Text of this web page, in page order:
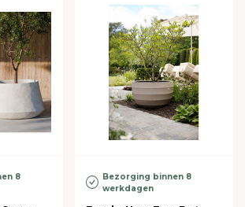
8
Bezorging binnen 8
werkdagen